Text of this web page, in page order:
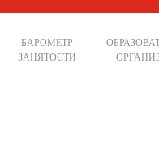
БАРОМЕТР
ЗАНЯТОСТИ